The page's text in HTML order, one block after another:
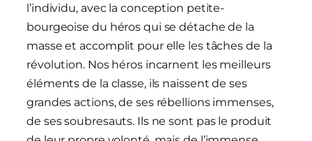
l’individu, avec la conception petite-
bourgeoise du héros qui se détache de la
masse et accomplit pour elle les tâches de la
révolution. Nos héros incarnent les meilleurs
éléments de la classe, ils naissent de ses
grandes actions, de ses rébellions immenses,
de ses soubresauts. Ils ne sont pas le produit